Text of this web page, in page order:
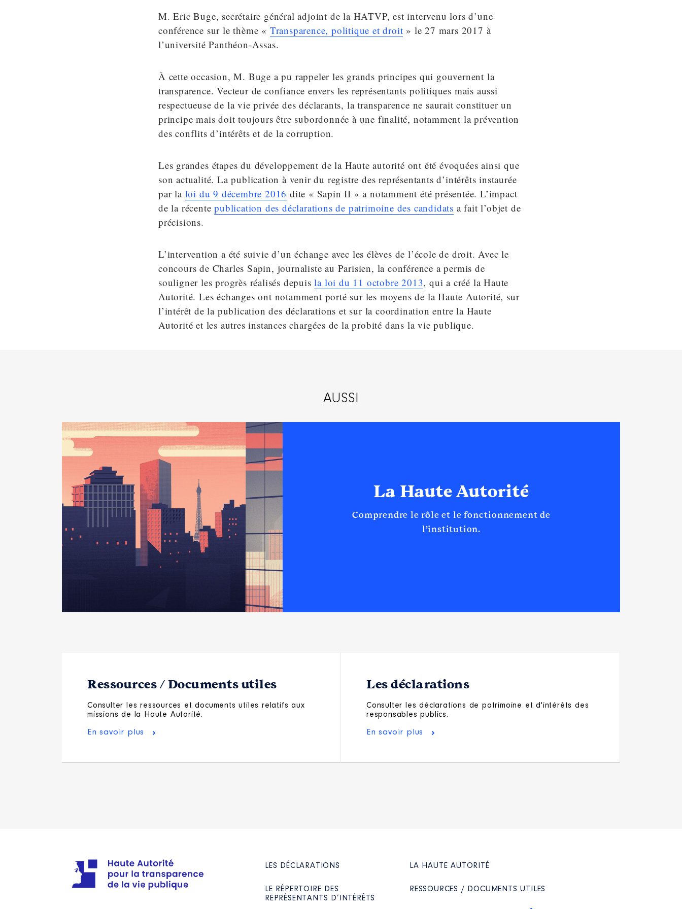
M. Eric Buge, secrétaire général adjoint de la HATVP, est intervenu lors d’une
conférence sur le thème « Transparence, politique et droit » le 27 mars 2017 à
l’université Panthéon-Assas.
À cette occasion, M. Buge a pu rappeler les grands principes qui gouvernent la
transparence. Vecteur de confiance envers les représentants politiques mais aussi
respectueuse de la vie privée des déclarants, la transparence ne saurait constituer un
principe mais doit toujours être subordonnée à une finalité, notamment la prévention
des conflits d’intérêts et de la corruption.
Les grandes étapes du développement de la Haute autorité ont été évoquées ainsi que
son actualité. La publication à venir du registre des représentants d’intérêts instaurée
par la loi du 9 décembre 2016 dite « Sapin II » a notamment été présentée. L’impact
de la récentepublication des déclarations de patrimoine des candidats a fait l’objet de
précisions.
L’intervention a été suivie d’un échange avec les élèves de l’école de droit. Avec le
concours de Charles Sapin, journaliste au Parisien, la conférence a permis de
souligner les progrès réalisés depuisla loi du 11 octobre 2013, qui a créé la Haute
Autorité. Les échanges ont notamment porté sur les moyens de la Haute Autorité, sur
l’intérêt de la publication des déclarations et sur la coordination entre la Haute
Autorité et les autres instances chargées de la probité dans la vie publique.
AUSSI
La Haute Autorité
Comprendre le rôle et le fonctionnement de
l’institution.
Ressources / Documents utiles
Consulter les ressources et documents utiles relatifs aux
missions de la Haute Autorité.
En savoir plus
Les déclarations
Consulter les déclarations de patrimoine et d'intérêts des
responsables publics.
En savoir plus
LES DÉCLARATIONS
LE RÉPERTOIRE DES
REPRÉSENTANTS D’INTÉRÊTS
LA HAUTE AUTORITÉ
RESSOURCES / DOCUMENTS UTILES